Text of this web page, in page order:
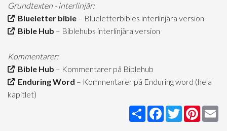
Grundtexten - interlinjär:
Blueletter bible – Blueletterbibles interlinjära version
Bible Hub – Biblehubs interlinjära version
Kommentarer:
Bible Hub – Kommentarer på Biblehub
Enduring Word – Kommentarer på Enduring word (hela
kapitlet)
Share Facebook
Twitter